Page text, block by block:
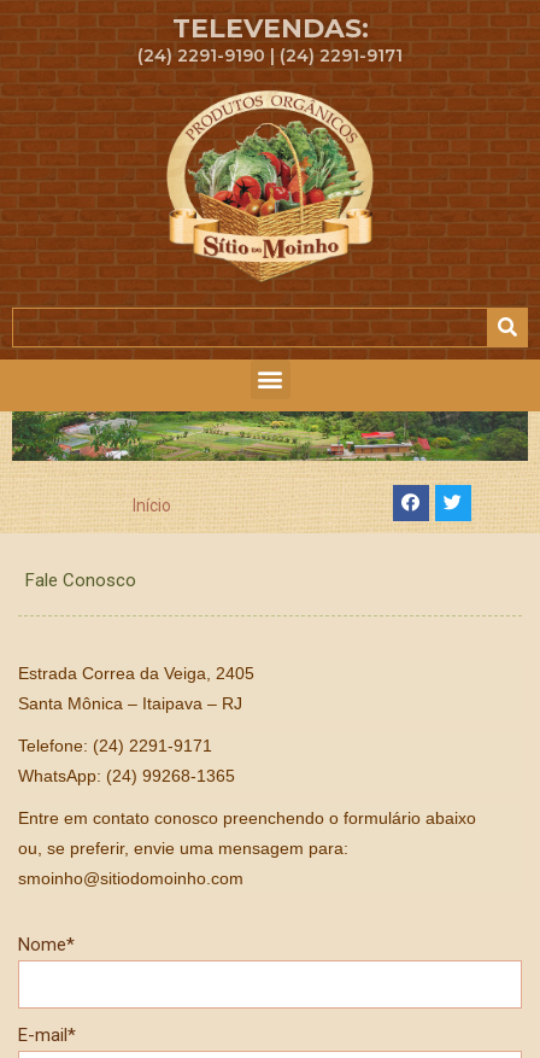
TELEVENDAS:
(24) 2291-9190 | (24) 2291-9171
Início
Fale Conosco
Estrada Correa da Veiga, 2405
Santa Mônica – Itaipava – RJ
Telefone: (24) 2291-9171
WhatsApp: (24) 99268-1365
Entre em contato conosco preenchendo o formulário abaixo
ou, se preferir, envie uma mensagem para:
smoinho@sitiodomoinho.com
Nome*
E-mail*